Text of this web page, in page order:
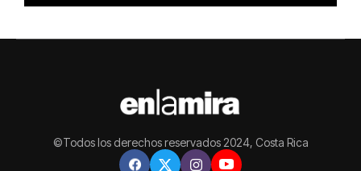
©Todos los derechos reservados 2024, Costa Rica